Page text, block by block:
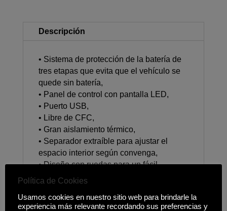
Descripción
• Sistema de protección de la batería de
tres etapas que evita que el vehículo se
quede sin batería,
• Panel de control con pantalla LED,
• Puerto USB,
• Libre de CFC,
• Gran aislamiento térmico,
• Separador extraíble para ajustar el
espacio interior según convenga,
• Diseño con ruedas para un fácil
transporte,
cm
Política de Cookies
Usamos cookies en nuestro sitio web para brindarle la
experiencia más relevante recordando sus preferencias y